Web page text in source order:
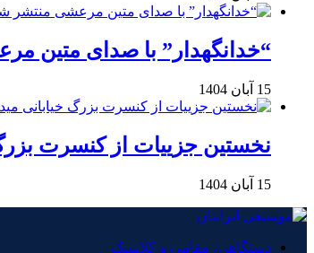
“خدانگهدار” با صدای متین
15 آبان 1404
نخستین جزییات از کنسرت
15 آبان 1404
دستگاهی، مقامی و کلاسیک